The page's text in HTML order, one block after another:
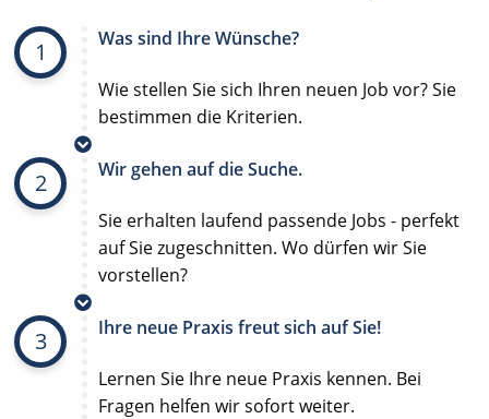
1 Was sind Ihre Wünsche?
Wie stellen Sie sich Ihren neuen Job vor? Sie
bestimmen die Kriterien.
2 Wir gehen auf die Suche.
Sie erhalten laufend passende Jobs - perfekt
auf Sie zugeschnitten. Wo dürfen wir Sie
vorstellen?
3 Ihre neue Praxis freut sich auf Sie!
Lernen Sie Ihre neue Praxis kennen. Bei
Fragen helfen wir sofort weiter.